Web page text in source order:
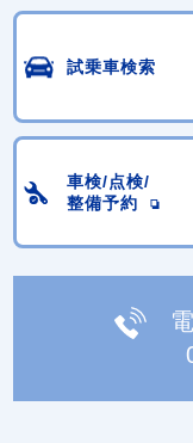
試乗車検索
車検/点検/
整備予約